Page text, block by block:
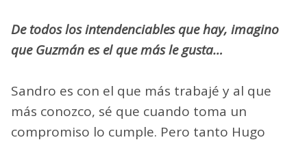
De todos los intendenciables que hay, imagino
que Guzmán es el que más le gusta…
Sandro es con el que más trabajé y al que
más conozco, sé que cuando toma un
compromiso lo cumple. Pero tanto Hugo